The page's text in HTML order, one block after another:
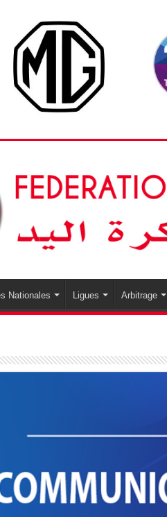
Nationales Ligues Arbitrage